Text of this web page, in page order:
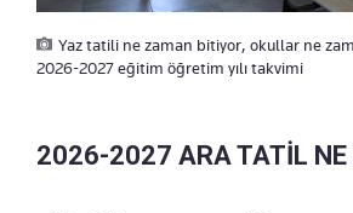
Yaz tatili ne zaman bitiyor, okullar ne
2026-2027 eğitim öğretim yılı takvimi
2026-2027 ARA TATİL